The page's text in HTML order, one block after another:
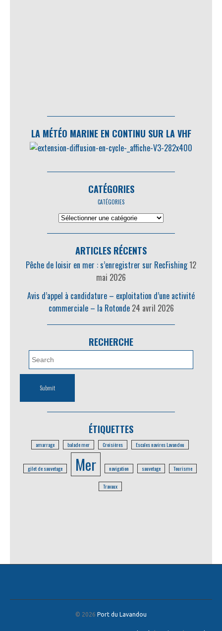
LA MÉTÉO MARINE EN CONTINU SUR LA VHF
CATÉGORIES
CATÉGORIES
ARTICLES RÉCENTS
Pêche de loisir en mer : s’enregistrer sur RecFishing12
mai 2026
Avis d’appel à candidature – exploitation d’une activité
commerciale – la Rotonde 24 avril 2026
RECHERCHE
ÉTIQUETTES
amarrage balade mer Croisières Escales navires Lavandou
gilet de sauvetage Mer navigation sauvetage Tourisme
Travaux
© 2026 Port du Lavandou